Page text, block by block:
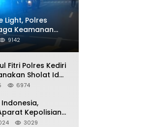
Light, Polres
Keamanan
Weekend
9142
Fitri Polres Kediri
Sholat Id
6974
Indonesia,
Kepolisian
Kota “Tri Brata
3029